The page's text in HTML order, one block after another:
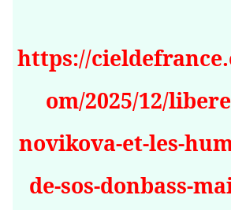
https://
om/2025/12/
novikova-et-les-
de-sos-donbass-